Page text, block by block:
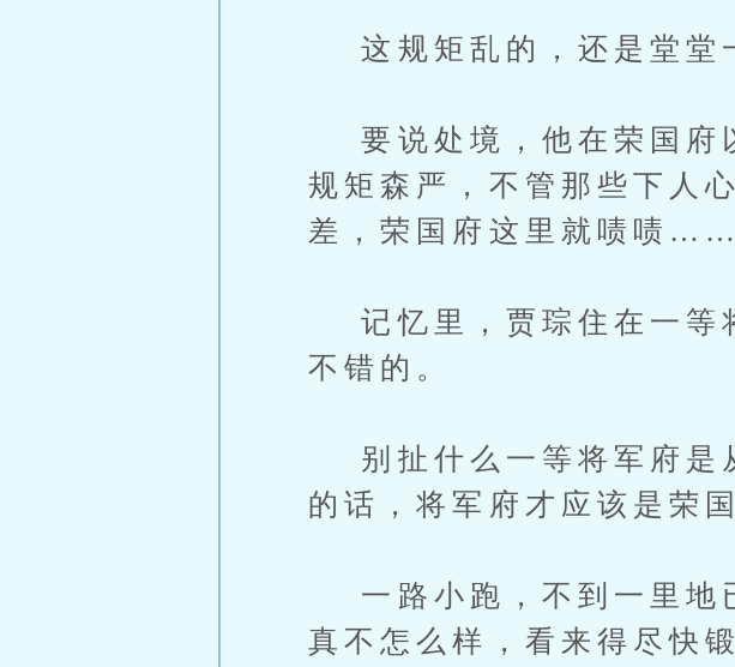
这规矩乱的，还是堂堂
要说处境，他在荣国府
规矩森严，不管那些下人
差，荣国府这里就啧啧……
记忆里，贾琮住在一等
不错的。
别扯什么一等将军府是
的话，将军府才应该是荣
一路小跑，不到一里地
真不怎么样，看来得尽快